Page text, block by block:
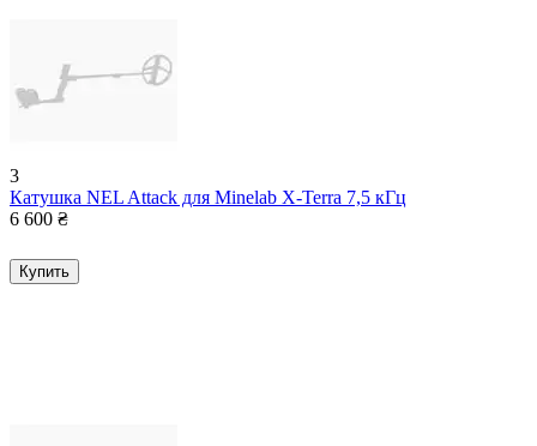
3
Катушка NEL Attack для Minelab X-Terra 7,5 кГц
6 600 ₴
Купить